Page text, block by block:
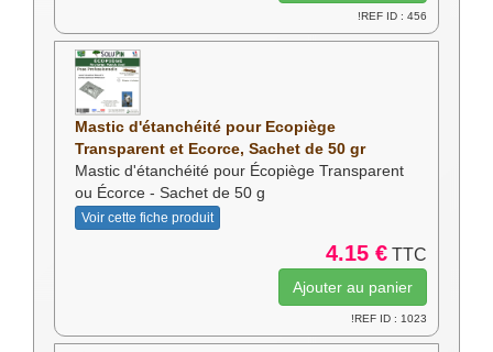
!REF ID : 456
Mastic d'étanchéité pour Ecopiège
Transparent et Ecorce, Sachet de 50 gr
Mastic d'étanchéité pour Écopiège Transparent
ou Écorce - Sachet de 50 g
Voir cette fiche produit
4.15 € TTC
!REF ID : 1023